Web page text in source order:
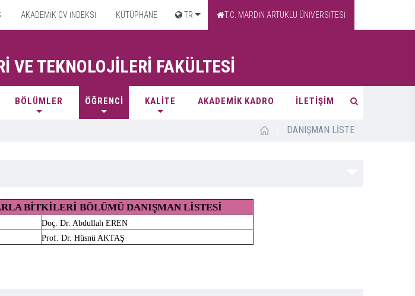
AKADEMİK CV İNDEKSİ KÜTÜPHANE TR T.C. MARDİN ARTUKLU ÜNİVERSİTESİ
VE TEKNOLOJİLERİ FAKÜLTESİ
BÖLÜMLER ÖĞRENCİ KALİTE AKADEMİK KADRO İLETİŞİM
DANIŞMAN LİSTE
BİTKİLERİ BÖLÜMÜ DANIŞMAN LİSTESİ
Doç. Dr. Abdullah EREN
Prof. Dr. Hüsnü AKTAŞ